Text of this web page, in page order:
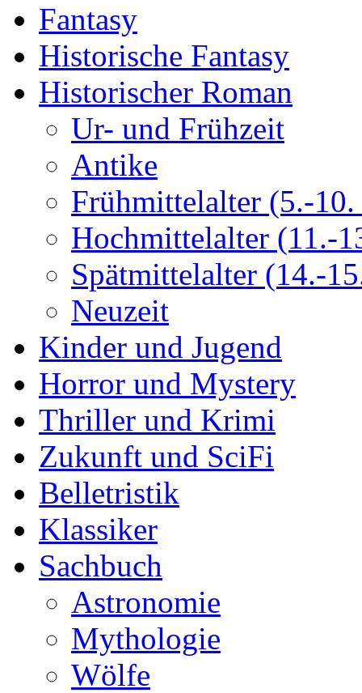
Fantasy
Historische Fantasy
Historischer Roman
Ur- und Frühzeit
Antike
Frühmittelalter (5.-10.
Hochmittelalter (11.-
Spätmittelalter (14.-
Neuzeit
Kinder und Jugend
Horror und Mystery
Thriller und Krimi
Zukunft und SciFi
Belletristik
Klassiker
Sachbuch
Astronomie
Mythologie
Wölfe